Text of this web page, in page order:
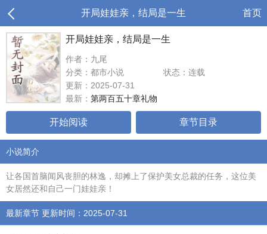
开局娃娃亲，结局是一生 首页
开局娃娃亲，结局是一生
作者：九尾
分类：都市小说
状态：连载
更新：2025-07-31
最新： 第两百五十章礼物
开始阅读 章节目录
小说简介
让各国首脑闻风丧胆的林逸，却摊上了保护美女总裁的任务，这位美
女居然还和自己一门娃娃亲！
最新章节 更新时间：2025-07-31